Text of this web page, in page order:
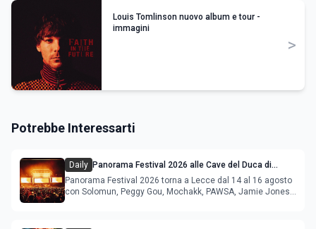
Louis Tomlinson nuovo album e tour -
immagini
>
Potrebbe Interessarti
Daily Panorama Festival 2026 alle Cave del Duca di
Lecce: lineup e programma
Panorama Festival 2026 torna a Lecce dal 14 al 16 agosto
con Solomun, Peggy Gou, Mochakk, PAWSA, Jamie Jones